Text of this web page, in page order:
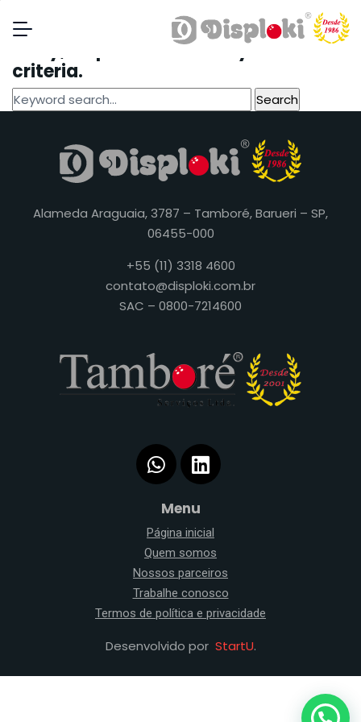
Blog
Sorry, no posts matched your
criteria.
Alameda Araguaia, 3787 – Tamboré, Barueri – SP,
06455-000
+55 (11) 3318 4600
contato@disploki.com.br
SAC – 0800-7214600
Menu
Página inicial
Quem somos
Nossos parceiros
Trabalhe conosco
Termos de política e privacidade
Desenvolvido por StartU.